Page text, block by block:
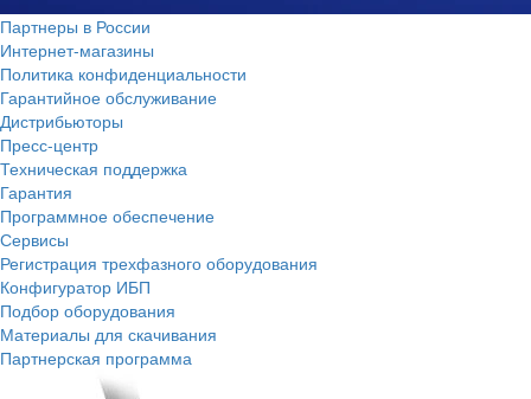
Партнеры в России
Интернет-магазины
Политика конфиденциальности
Гарантийное обслуживание
Дистрибьюторы
Пресс-центр
Техническая поддержка
Гарантия
Программное обеспечение
Сервисы
Регистрация трехфазного оборудования
Конфигуратор ИБП
Подбор оборудования
Материалы для скачивания
Партнерская программа